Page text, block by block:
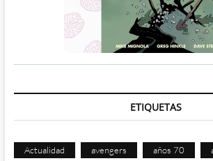
ETIQUETAS
Actualidad avengers años 70